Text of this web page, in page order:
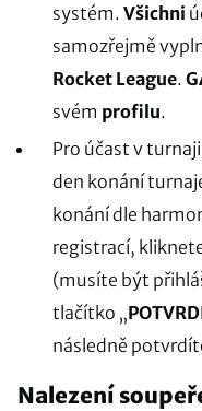
systém. Všichni
samozřejmě
Rocket League.
svém profilu.
Pro účast v
den konání
konání dle
registrací,
(musíte být
tlačítko „
následně
Nalezení